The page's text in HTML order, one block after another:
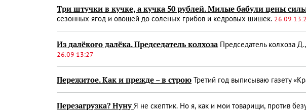
Три штучки в кучке, а кучка 50 рублей. Милые бабули цены
сезонных ягод и овощей до соленых грибов и кедровых шишек. 26.09
Из далёкого далёка. Председатель колхоза Председатель колхоза
26.09 13:27
Пережитое. Как и прежде – в строю Третий год выписываю газету
Перезагрузка? Ну­ну Я не скептик. Но я, как и мои товарищи, против